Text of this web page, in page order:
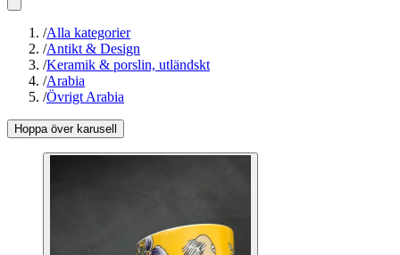
/Alla kategorier
/Antikt & Design
/Keramik & porslin, utländskt
/Arabia
/Övrigt Arabia
Hoppa över karusell